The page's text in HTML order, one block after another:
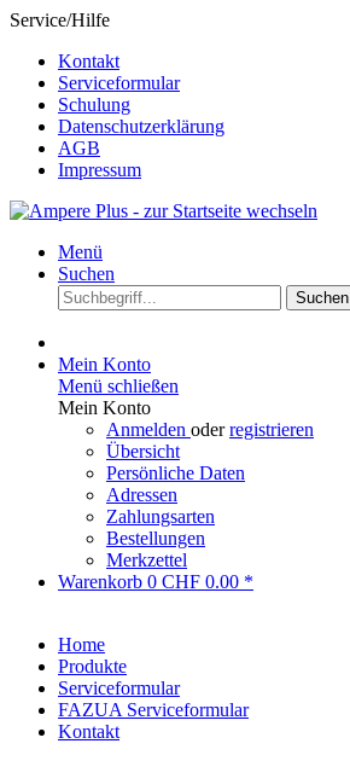
Service/Hilfe
Kontakt
Serviceformular
Schulung
Datenschutzerklärung
AGB
Impressum
Menü
Suchen
Suchen
Mein Konto
Menü schließen
Mein Konto
Anmelden oderregistrieren
Übersicht
Persönliche Daten
Adressen
Zahlungsarten
Bestellungen
Merkzettel
Warenkorb 0 CHF 0.00 *
Home
Produkte
Serviceformular
FAZUA Serviceformular
Kontakt